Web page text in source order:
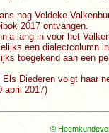
nog Veldeke
2017 ontvangen.
lang in voor het
een dialectcolumn
toegekend aan een
Els Diederen volgt haar
april 2017)
©